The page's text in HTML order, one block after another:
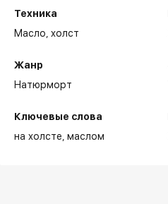
Техника
Масло,холст
Жанр
Натюрморт
Ключевые слова
на холсте маслом